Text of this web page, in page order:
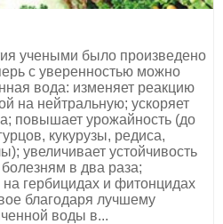
учеными было произведено
с уверенностью можно
вода: изменяет реакцию
на нейтральную; ускоряет
повышает урожайность (до
кукурузы, редиса,
увеличивает устойчивость
в два раза;
на гербицидах и фитонцидах
благодаря лучшему
воды в...